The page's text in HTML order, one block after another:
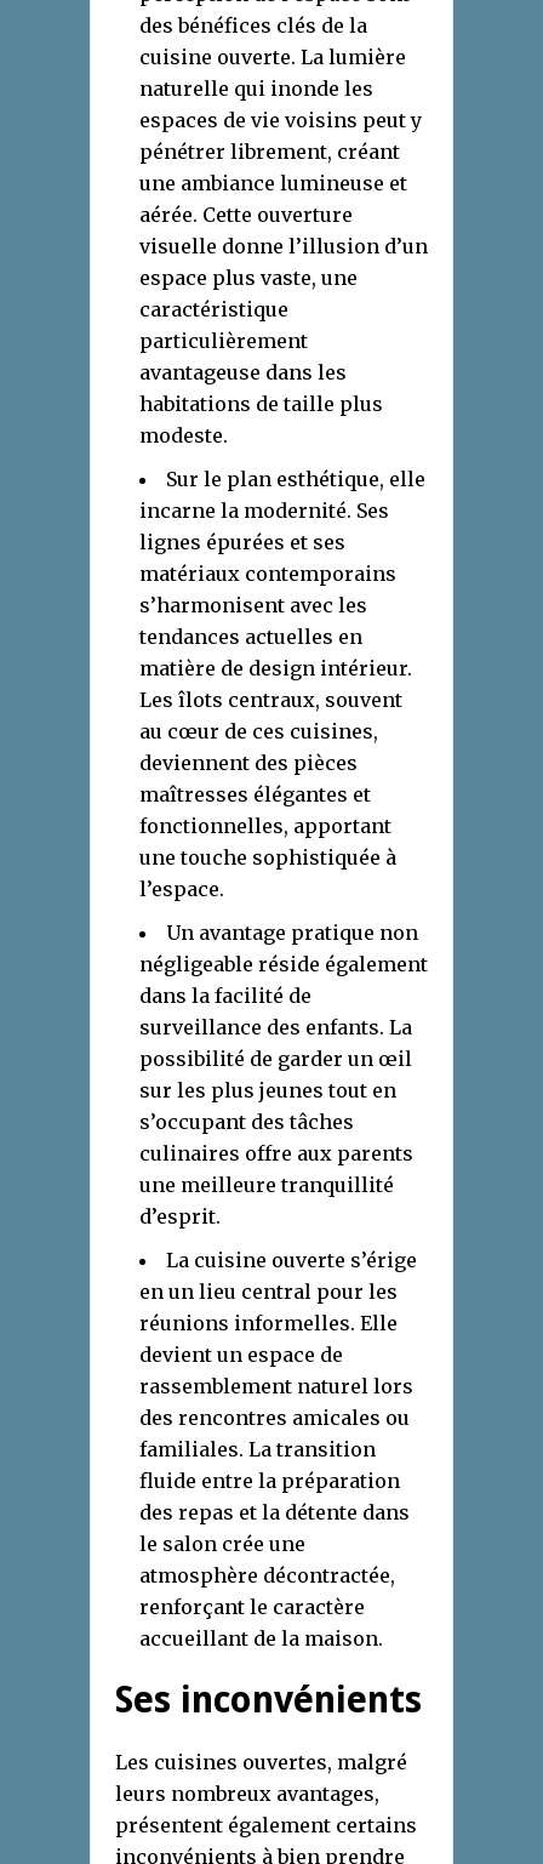
des bénéfices clés de la
cuisine ouverte. La lumière
naturelle qui inonde les
espaces de vie voisins peut y
pénétrer librement, créant
une ambiance lumineuse et
aérée. Cette ouverture
visuelle donne l’illusion d’un
espace plus vaste, une
caractéristique
particulièrement
avantageuse dans les
habitations de taille plus
modeste.
Sur le plan esthétique, elle
incarne la modernité. Ses
lignes épurées et ses
matériaux contemporains
s’harmonisent avec les
tendances actuelles en
matière de design intérieur.
Les îlots centraux, souvent
au cœur de ces cuisines,
deviennent des pièces
maîtresses élégantes et
fonctionnelles, apportant
une touche sophistiquée à
l’espace.
Un avantage pratique non
négligeable réside également
dans la facilité de
surveillance des enfants. La
possibilité de garder un œil
sur les plus jeunes tout en
s’occupant des tâches
culinaires offre aux parents
une meilleure tranquillité
d’esprit.
La cuisine ouverte s’érige
en un lieu central pour les
réunions informelles. Elle
devient un espace de
rassemblement naturel lors
des rencontres amicales ou
familiales. La transition
fluide entre la préparation
des repas et la détente dans
le salon crée une
atmosphère décontractée,
renforçant le caractère
accueillant de la maison.
Ses inconvénients
Les cuisines ouvertes, malgré
leurs nombreux avantages,
présentent également certains
inconvénients à bien prendre